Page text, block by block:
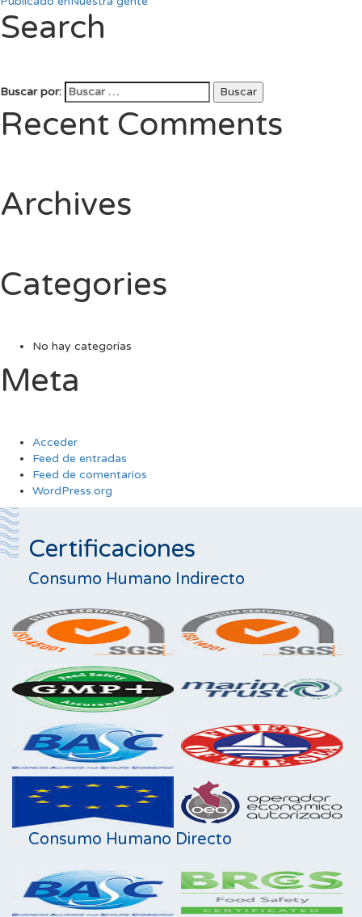
Search
Buscar por: Buscar
Recent Comments
Archives
Categories
No hay categorías
Meta
Acceder
Feed de entradas
Feed de comentarios
WordPress.org
Certificaciones
Consumo Humano Indirecto
Consumo Humano Directo